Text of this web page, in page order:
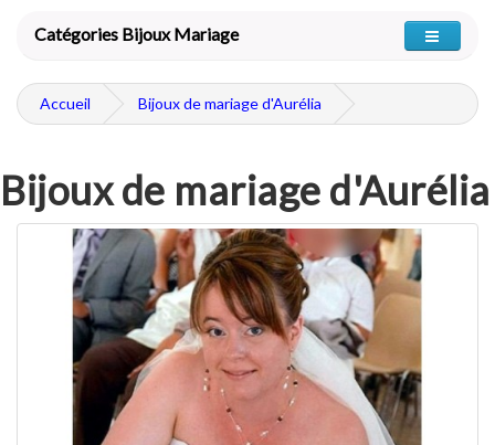
Catégories Bijoux Mariage
Accueil Bijoux de mariage d'Aurélia
Bijoux de mariage d'Aurélia